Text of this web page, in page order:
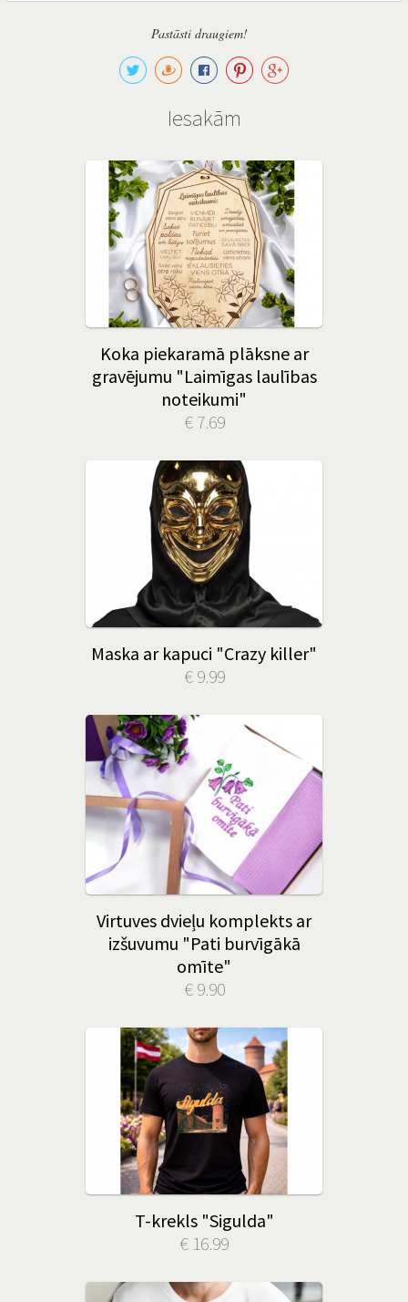
Pastāsti draugiem!
Iesakām
Koka piekaramā plāksne ar
gravējumu "Laimīgas laulības
noteikumi"
€ 7.69
Maska ar kapuci "Crazy killer"
€ 9.99
Virtuves dvieļu komplekts ar
izšuvumu "Pati burvīgākā
omīte"
€ 9.90
T-krekls "Sigulda"
€ 16.99